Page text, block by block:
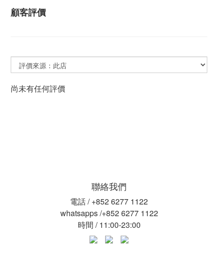
顧客評價
尚未有任何評價
聯絡我們
電話 / +852 6277 1122
whatsapps /+852 6277 1122
時間 / 11:00-23:00